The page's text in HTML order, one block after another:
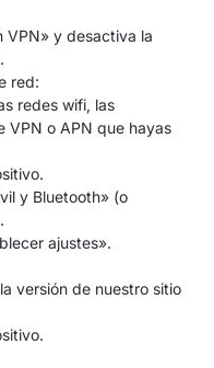
VPN» y desactiva la
red:
redes wifi, las
VPN o APN que hayas
y Bluetooth» (o
ajustes».
versión de nuestro sitio